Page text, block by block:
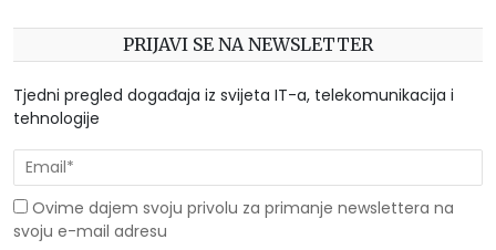
PRIJAVI SE NA NEWSLETTER
Tjedni pregled događaja iz svijeta IT-a, telekomunikacija i
tehnologije
Ovime dajem svoju privolu za primanje newslettera na
svoju e-mail adresu